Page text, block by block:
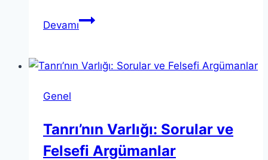
DevamıUşak
Satışı
Hakkında
Genel
Tanrı’nın Varlığı: Sorular ve
Felsefi Argümanlar